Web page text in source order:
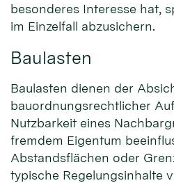
besonderes Interesse hat,
im Einzelfall abzusichern.
Baulasten
Baulasten dienen der
bauordnungsrechtlicher
Nutzbarkeit eines
fremdem Eigentum
Abstandsflächen oder
typische Regelungsinhalte